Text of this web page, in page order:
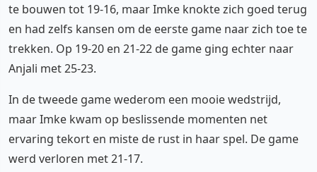
te bouwen tot 19-16, maar Imke knokte zich goed terug
en had zelfs kansen om de eerste game naar zich toe te
trekken. Op 19-20 en 21-22 de game ging echter naar
Anjali met 25-23.
In de tweede game wederom een mooie wedstrijd,
maar Imke kwam op beslissende momenten net
ervaring tekort en miste de rust in haar spel. De game
werd verloren met 21-17.